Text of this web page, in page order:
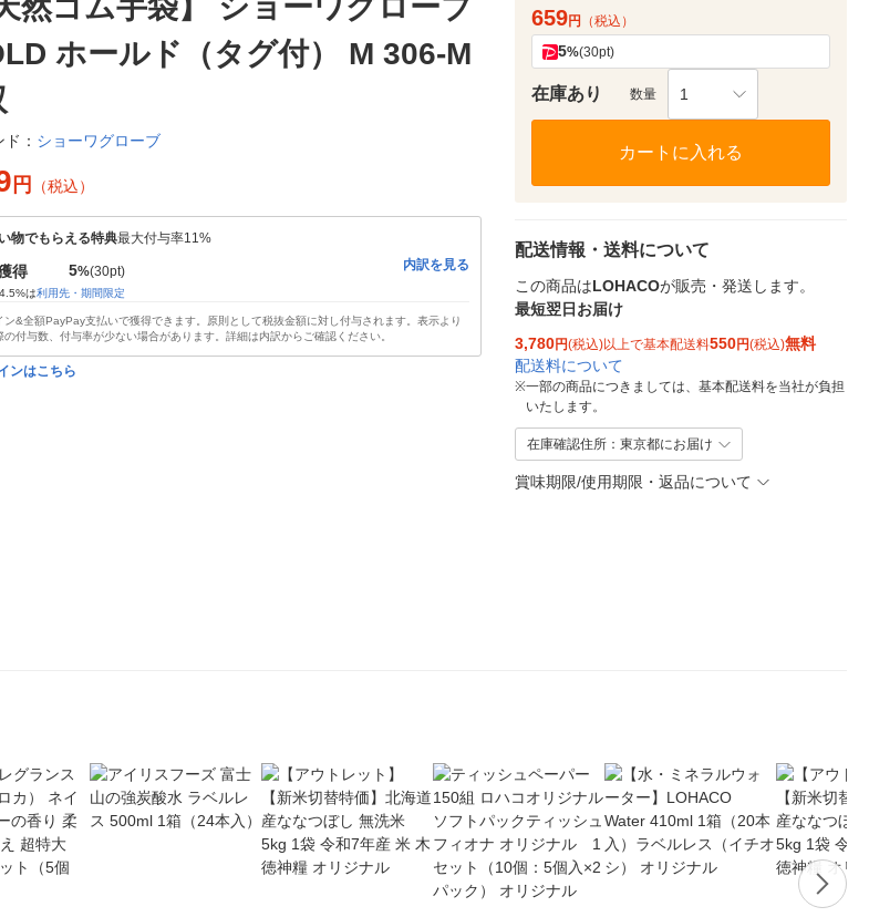
天然ゴム手袋】 ショーワグローブ
ホールド（タグ付） M 306-M
： ショーワグローブ
円 （税込）
物でもらえる特典最大付与率11%
得 5%(30pt)
は利用先・期間限定
内訳を見る
ン&全額PayPay支払いで獲得できます。原則として税抜金額に対し付与されます。表示より
の付与数、付与率が少ない場合があります。詳細は内訳からご確認ください。
ンはこちら
659円 （税込）
5%(30pt)
在庫あり 数量 1
カートに入れる
配送情報・送料について
この商品はLOHACOが販売・発送します。
最短翌日お届け
3,780円(税込)以上で基本配送料550円(税込)無料
配送料について
※一部の商品につきましては、基本配送料を当社が負担
いたします。
在庫確認住所：東京都にお届け
賞味期限/使用期限・返品について